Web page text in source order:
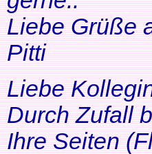
Liebe Grüße
Pitti
Liebe
Durch Zufall
Ihre Seiten